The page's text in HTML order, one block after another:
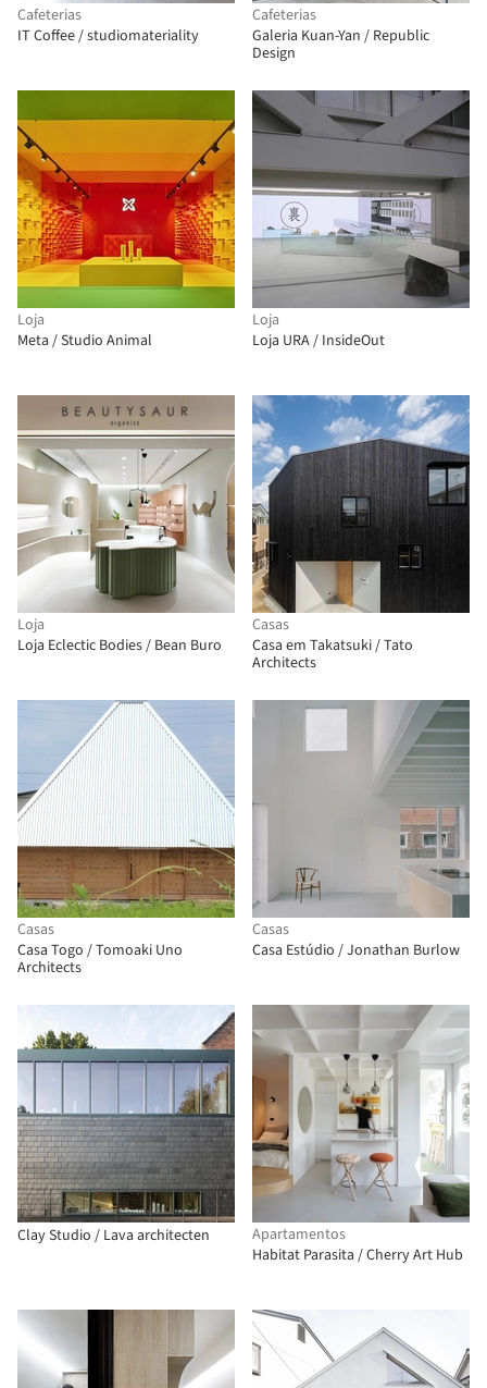
Cafeterias
IT Coffee / studiomateriality
Cafeterias
Galeria Kuan-Yan / Republic
Design
Loja
Meta / Studio Animal
Loja
Loja URA / InsideOut
Loja
Loja Eclectic Bodies / Bean Buro
Casas
Casa em Takatsuki / Tato
Architects
Casas
Casa Togo / Tomoaki Uno
Architects
Casas
Casa Estúdio / Jonathan Burlow
Clay Studio / Lava architecten
Apartamentos
Habitat Parasita / Cherry Art Hub